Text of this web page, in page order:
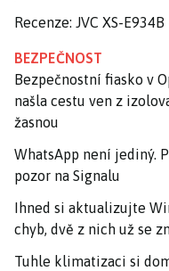
Recenze: JVC XS-
BEZPEČNOST
Bezpečnostní fiasko v
našla cestu ven z
žasnou
WhatsApp není jediný.
pozor na Signalu
Ihned si aktualizujte
chyb, dvě z nich už se
Tuhle klimatizaci si